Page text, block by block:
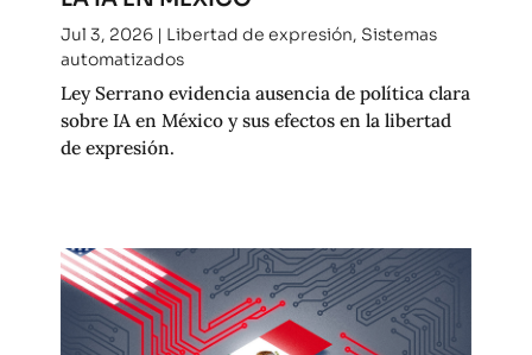
Jul 3, 2026| Libertad de expresión, Sistemas
automatizados
Ley Serrano evidencia ausencia de política clara
sobre IA en México y sus efectos en la libertad
de expresión.